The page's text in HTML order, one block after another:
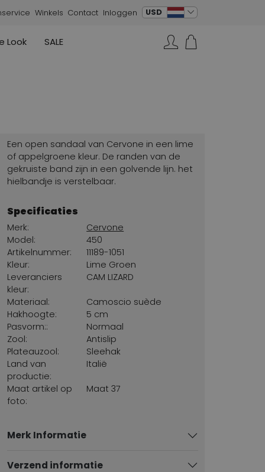
Winkels Contact Inloggen USD verander taal
AGL
Look
SALE
Marc Cain
Een open sandaal van Cervone in een lime
of appelgroene kleur. De randen van de
gekruiste band zijn in een golvende lijn. het
hielbandje is verstelbaar.
Specificaties
Merk:
Cervone
Model:
450
Artikelnummer:
11189-1051
Kleur:
Lime Groen
Leveranciers
kleur:
CAM LIZARD
Materiaal:
Camoscio suède
Hakhoogte:
5 cm
Pasvorm::
Normaal
Zool:
Antislip
Plateauzool:
Sleehak
Land van
productie:
Italië
Maat artikel op
foto:
Maat 37
Merk Informatie
Verzend informatie